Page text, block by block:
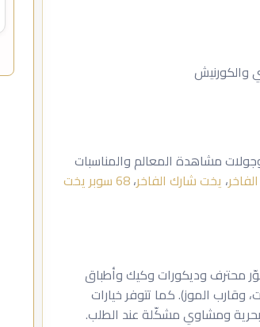
والكورنيش
وجولات مشاهدة المعالم والمناسبات
، يخت شارك الفاخر،
68 سوبر يخت
محترف وديكورات وكيك وأطباق
الموز). كما تتوفر خيارات
ومشاوي مشكّلة عند الطلب.